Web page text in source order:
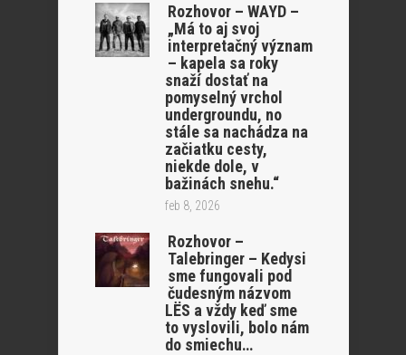
Rozhovor – WAYD –
„Má to aj svoj
interpretačný význam
– kapela sa roky
snaží dostať na
pomyselný vrchol
undergroundu, no
stále sa nachádza na
začiatku cesty,
niekde dole, v
bažinách snehu.“
feb 8, 2026
Rozhovor –
Talebringer – Kedysi
sme fungovali pod
čudesným názvom
LËS a vždy keď sme
to vyslovili, bolo nám
do smiechu…